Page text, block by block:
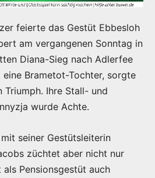
feierte das Gestüt Ebbesloh
am vergangenen Sonntag in
Diana-Sieg nach Adlerfee
Brametot-Tochter, sorgte
Triumph. Ihre Stall- und
wurde Achte.
seiner Gestütsleiterin
züchtet aber nicht nur
Pensionsgestüt auch